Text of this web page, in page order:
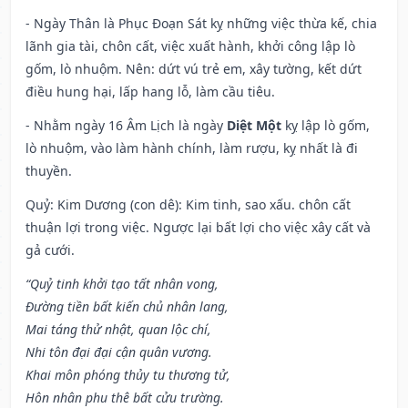
- Ngày Thân là Phục Đoạn Sát kỵ những việc thừa kế, chia
lãnh gia tài, chôn cất, việc xuất hành, khởi công lập lò
gốm, lò nhuộm. Nên: dứt vú trẻ em, xây tường, kết dứt
điều hung hại, lấp hang lỗ, làm cầu tiêu.
- Nhằm ngày 16 Âm Lịch là ngày Diệt Một kỵ lập lò gốm,
lò nhuộm, vào làm hành chính, làm rượu, kỵ nhất là đi
thuyền.
Quỷ: Kim Dương (con dê): Kim tinh, sao xấu. chôn cất
thuận lợi trong việc. Ngược lại bất lợi cho việc xây cất và
gả cưới.
“Quỷ tinh khởi tạo tất nhân vong,
Đường tiền bất kiến chủ nhân lang,
Mai táng thử nhật, quan lộc chí,
Nhi tôn đại đại cận quân vương.
Khai môn phóng thủy tu thương tử,
Hôn nhân phu thê bất cửu trường.